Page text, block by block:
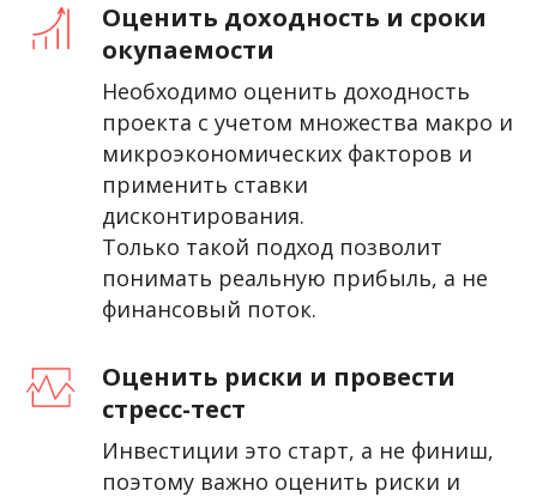
Оценить доходность и сроки
окупаемости
Необходимо оценить доходность
проекта с учетом множества макро и
микроэкономических факторов и
применить ставки
дисконтирования.
Только такой подход позволит
понимать реальную прибыль, а не
финансовый поток.
Оценить риски и провести
стресс-тест
Инвестиции это старт, а не финиш,
поэтому важно оценить риски и